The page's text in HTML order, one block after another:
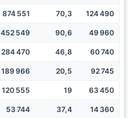
874 551 70,3 124 490
452 549 90,6 49 960
284 470 46,8 60 740
189 966 20,5 92 745
120 555 19 63 450
53 744 37,4 14 360